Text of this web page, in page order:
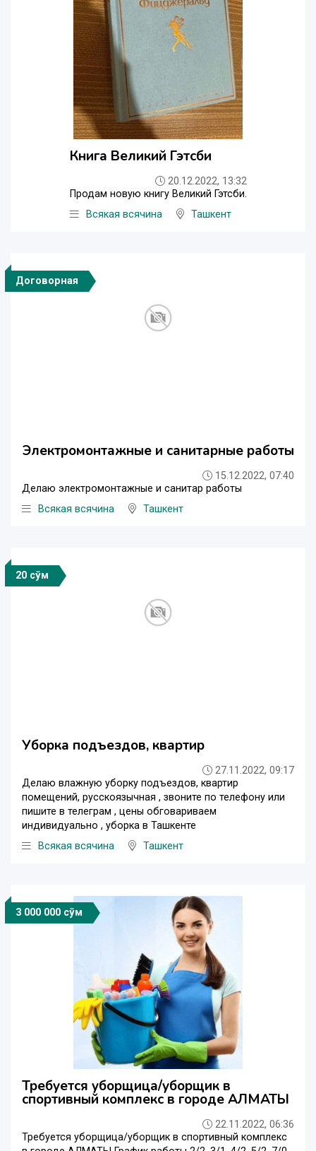
Книга Великий Гэтсби
20.12.2022, 13:32
Продам новую книгу Великий Гэтсби.
Всякая всячина
Ташкент
Договорная
Электромонтажные и санитарные работы
15.12.2022, 07:40
Делаю электромонтажные и санитар работы
Всякая всячина
Ташкент
20 сўм
Уборка подъездов, квартир
27.11.2022, 09:17
Делаю влажную уборку подъездов, квартир
помещений, русскоязычная , звоните по телефону или
пишите в телеграм , цены обговариваем
индивидуально , уборка в Ташкенте
Всякая всячина
Ташкент
3 000 000 сўм
Требуется уборщица/уборщик в
спортивный комплекс в городе АЛМАТЫ
22.11.2022, 06:36
Требуется уборщица/уборщик в спортивный комплекс